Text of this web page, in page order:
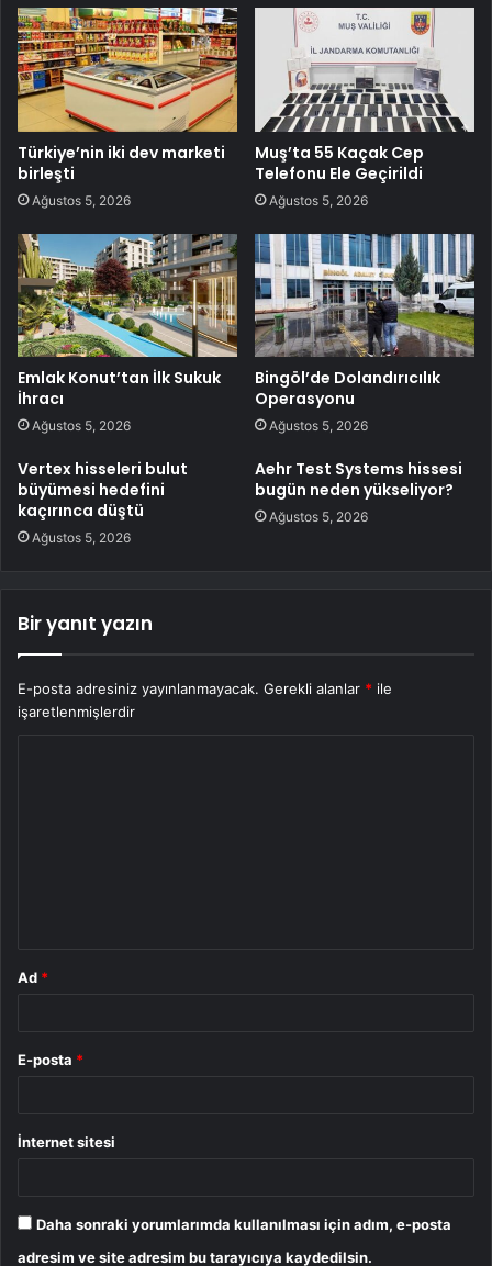
Türkiye’nin iki dev marketi
birleşti
Ağustos 5, 2026
Muş’ta 55 Kaçak Cep
Telefonu Ele Geçirildi
Ağustos 5, 2026
Emlak Konut’tan İlk Sukuk
İhracı
Ağustos 5, 2026
Bingöl’de Dolandırıcılık
Operasyonu
Ağustos 5, 2026
Vertex hisseleri bulut
büyümesi hedefini
kaçırınca düştü
Ağustos 5, 2026
Aehr Test Systems hissesi
bugün neden yükseliyor?
Ağustos 5, 2026
Bir yanıt yazın
E-posta adresiniz yayınlanmayacak. Gerekli alanlar * ile
işaretlenmişlerdir
Ad *
E-posta *
İnternet sitesi
Daha sonraki yorumlarımda kullanılması için adım, e-posta
adresim ve site adresim bu tarayıcıya kaydedilsin.